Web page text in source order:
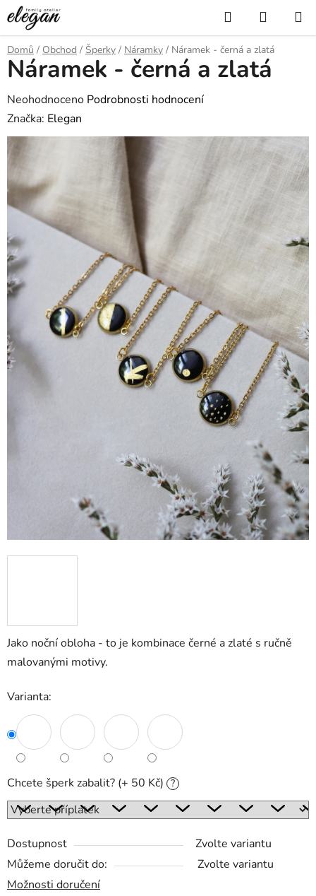
Přejít
na
obsah
Hledat
KOŠÍK
Domů / Obchod / Šperky / Náramky / Náramek - černá a zlatá
Jako noční obloha - to je kombinace černé a zlaté s ručně
malovanými motivy.
Varianta:
Chcete šperk zabalit? (+ 50 Kč) ?
Dostupnost
Zvolte variantu
Můžeme doručit do:
Zvolte variantu
Možnosti doručení
Náramek - černá a zlatá
Průměrné
hodnocení
produktu
je
z
5
hvězdiček.
Neohodnoceno Podrobnosti hodnocení
Značka: Elegan